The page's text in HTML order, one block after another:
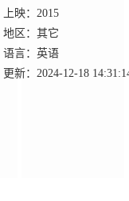
上映： 2015
地区： 其它
语言： 英语
更新： 2024-12-18